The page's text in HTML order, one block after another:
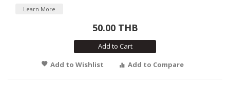
Learn More
50.00 THB
Add to Cart
Add to Wishlist
Add to Compare